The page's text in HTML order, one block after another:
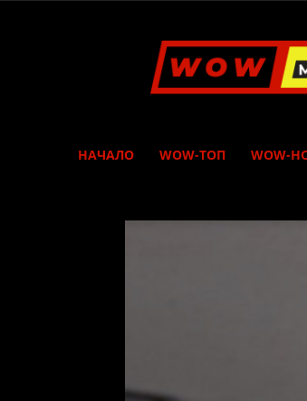
Media
НАЧАЛО WOW-ТОП WOW-